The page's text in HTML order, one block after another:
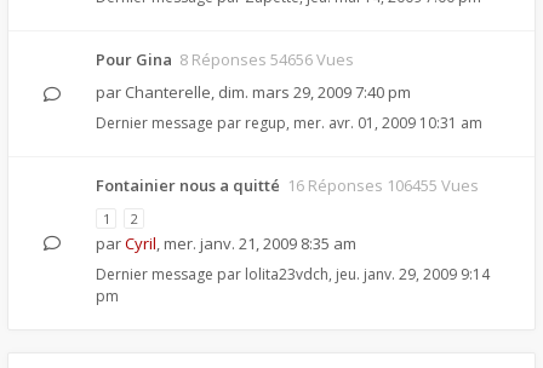
Pour Gina 8 Réponses 54656 Vues
par Chanterelle, dim. mars 29, 2009 7:40 pm
Dernier message par regup, mer. avr. 01, 2009 10:31 am
Fontainier nous a quitté 16 Réponses 106455 Vues
1 2
parCyril, mer. janv. 21, 2009 8:35 am
Dernier message par lolita23vdch, jeu. janv. 29, 2009 9:14
pm